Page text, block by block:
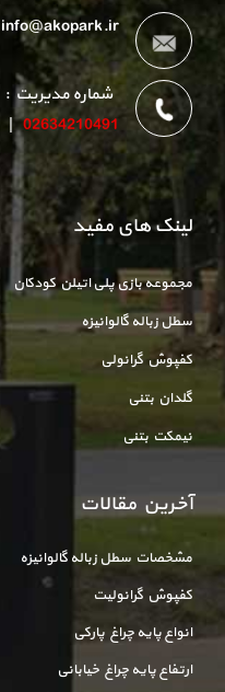
info@akopark.ir
شماره مدیریت :
02634210491
|
لینک های مفید
مجموعه بازی پلی اتیلن کودکان
سطل زباله گالوانیزه
کفپوش گرانولی
گلدان بتنی
نیمکت بتنی
آخرین مقالات
مشخصات سطل زباله گالوانیزه
کفپوش گرانولیت
انواع پایه چراغ پارکی
ارتفاع پایه چراغ خیابانی